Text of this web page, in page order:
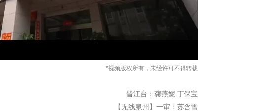
*视频版权所有，未经许可不得转载
晋江台：龚燕妮 丁保宝
【无线泉州】一审：苏含雪